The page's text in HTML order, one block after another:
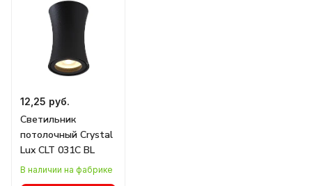
12,25 руб.
Светильник
потолочный Crystal
Lux CLT 031C BL
В наличии на фабрике